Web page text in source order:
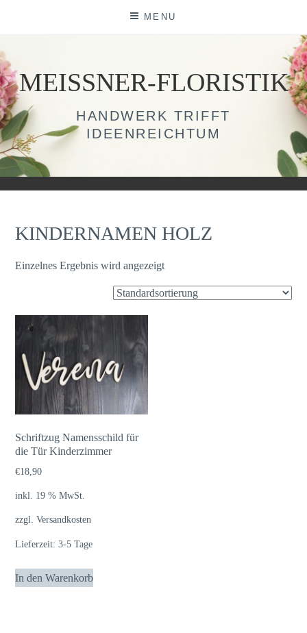
MENU
MEISSNER-FLORISTIK
HANDWERK TRIFFT
IDEENREICHTUM
KINDERNAMEN HOLZ
Einzelnes Ergebnis wird angezeigt
Schriftzug Namensschild für
die Tür Kinderzimmer
€18,90
inkl. 19 % MwSt.
zzgl.Versandkosten
Lieferzeit:3-5 Tage
In den Warenkorb